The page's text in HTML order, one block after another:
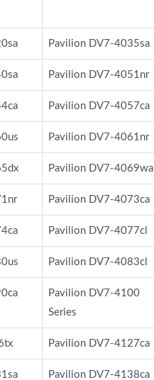
Pavilion DV7-4035sa
Pavilion DV7-4051nr
Pavilion DV7-4057ca
Pavilion DV7-4061nr
Pavilion DV7-4069wa
Pavilion DV7-4073ca
Pavilion DV7-4077cl
Pavilion DV7-4083cl
Pavilion DV7-4100
Series
Pavilion DV7-4127ca
Pavilion DV7-4138ca